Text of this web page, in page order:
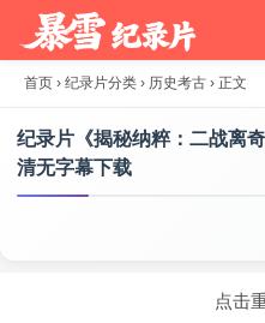
首页 › 纪录片分类 › 历史考古 › 正文
纪录片《揭秘纳粹：二战离
清无字幕下载
点击